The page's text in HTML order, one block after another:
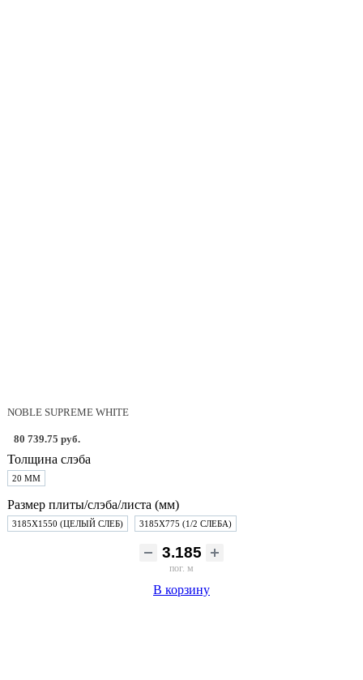
NOBLE SUPREME WHITE
80 739.75 руб.
Толщина слэба
20 ММ
Размер плиты/слэба/листа (мм)
3185Х1550 (ЦЕЛЫЙ СЛЕБ) 3185Х775 (1/2 СЛЕБА)
пог. м
В корзину